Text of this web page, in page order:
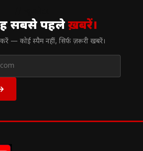
सबसे पहलेख़बरें।
— कोई स्पैम नहीं, सिर्फ ज़रूरी खबरें।